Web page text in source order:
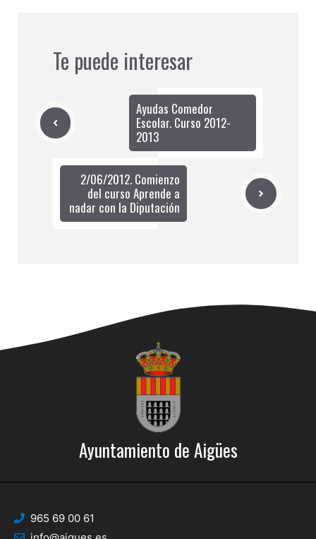
Te puede interesar
Ayudas Comedor
Escolar. Curso 2012-
2013
2/06/2012. Comienzo
del curso Aprende a
nadar con la Diputación
Ayuntamiento de Aigües
965 69 00 61